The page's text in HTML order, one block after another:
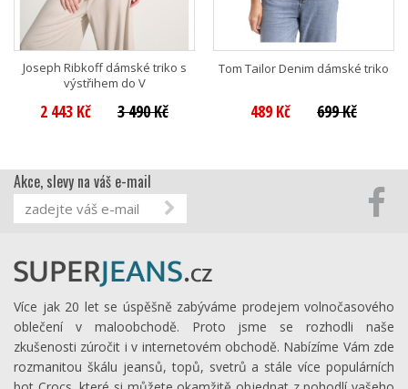
Joseph Ribkoff dámské triko s
výstřihem do V
2 443 Kč 3 490 Kč
Tom Tailor Denim dámské triko
489 Kč 699 Kč
Akce, slevy na váš e-mail
Více jak 20 let se úspěšně zabýváme prodejem volnočasového
oblečení v maloobchodě. Proto jsme se rozhodli naše
zkušenosti zúročit i v internetovém obchodě. Nabízíme Vám zde
rozmanitou škálu jeansů, topů, svetrů a stále více populárních